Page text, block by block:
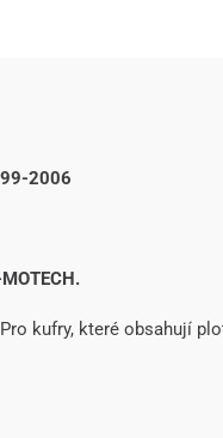
2006
kufry, které obsahují